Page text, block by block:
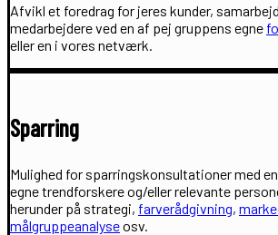
Afvikl et foredrag for jeres kunder,
medarbejdere ved en af pej gruppens egne
eller en i vores netværk.
Sparring
Mulighed for sparringskonsultationer med
egne trendforskere og/eller relevante
herunder på strategi, farverådgivning,
målgruppeanalyseosv.